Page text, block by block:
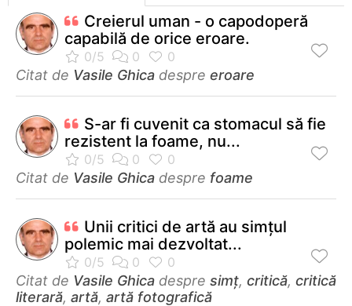
Creierul uman - o capodoperă
capabilă de orice eroare.
Citat de Vasile Ghica despre eroare
S-ar fi cuvenit ca stomacul să fie
rezistent la foame, nu...
Citat de Vasile Ghica despre foame
Unii critici de artă au simţul
polemic mai dezvoltat...
Citat de Vasile Ghica despre simț, critică, critică
literară, artă, artă fotografică